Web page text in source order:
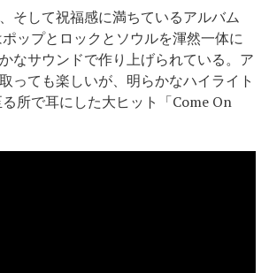
そして祝福感に満ちているアルバム
ポップとロックとソウルを渾然一体に
なサウンドで作り上げられている。ア
っても楽しいが、明らかなハイライト
所で耳にした大ヒット「Come On